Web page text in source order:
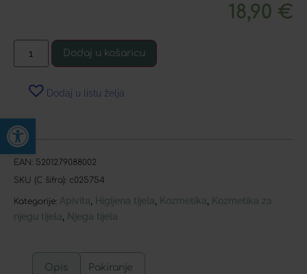
Open toolbar
18,90 €
Dodaj u košaricu
Dodaj u listu želja
EAN: 5201279088002
SKU (C šifra): c025754
Kategorije: Apivita, Higijena tijela, Kozmetika, Kozmetika za
njegu tijela, Njega tijela
Opis Pakiranje